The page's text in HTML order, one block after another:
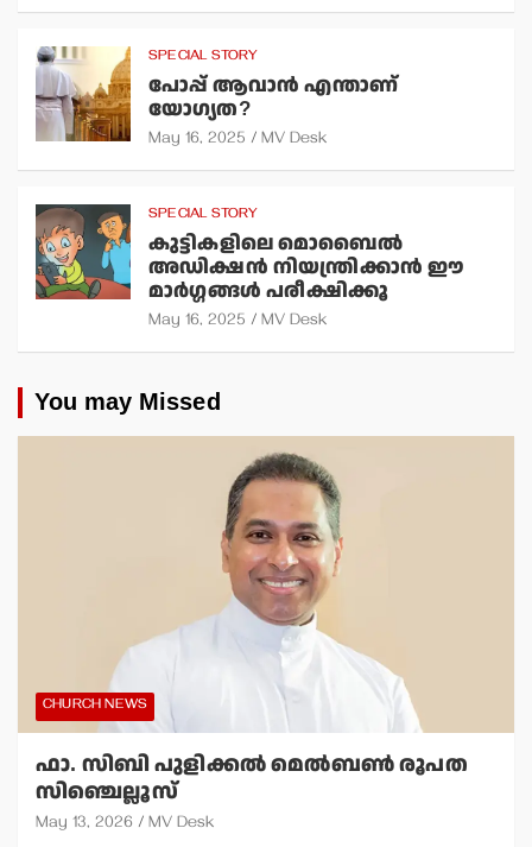
SPECIAL STORY
പോപ്പ് ആവാന്‍ എന്താണ്
യോഗ്യത?
May 16, 2025 MV Desk
SPECIAL STORY
കുട്ടികളിലെ മൊബൈല്‍
അഡിക്ഷന്‍ നിയന്ത്രിക്കാന്‍ ഈ
മാര്‍ഗ്ഗങ്ങള്‍ പരീക്ഷിക്കൂ
May 16, 2025 MV Desk
You may Missed
CHURCH NEWS
ഫാ. സിബി പുളിക്കല്‍ മെല്‍ബണ്‍ രൂപത
സിഞ്ചെല്ലൂസ്
May 13, 2026 MV Desk